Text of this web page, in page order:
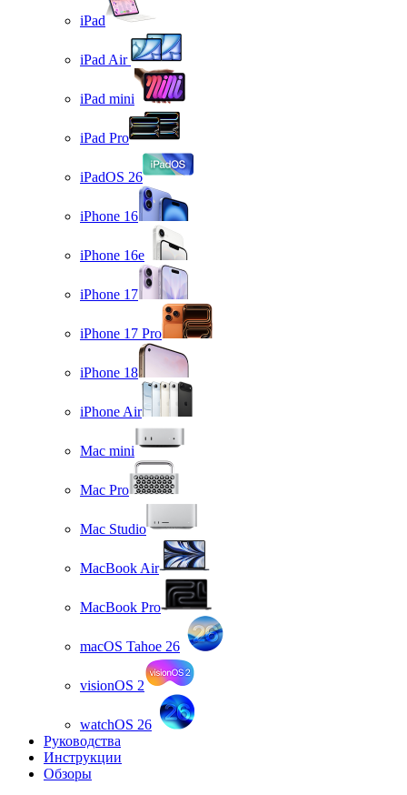
iPad
iPad Air
iPad mini
iPad Pro
iPadOS 26
iPhone 16
iPhone 16e
iPhone 17
iPhone 17 Pro
iPhone 18
iPhone Air
Mac mini
Mac Pro
Mac Studio
MacBook Air
MacBook Pro
macOS Tahoe 26
visionOS 2
watchOS 26
Руководства
Инструкции
Обзоры